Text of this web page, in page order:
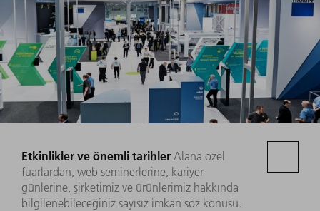
Etkinlikler ve önemli tarihler Alana özel
fuarlardan, web seminerlerine, kariyer
günlerine, şirketimiz ve ürünlerimiz hakkında
bilgilenebileceğiniz sayısız imkan söz konusu.